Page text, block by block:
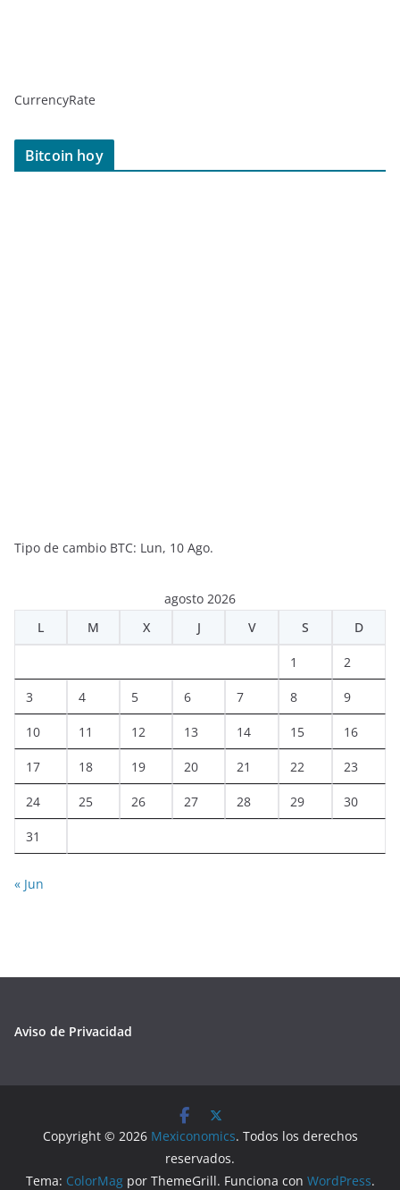
CurrencyRate
Bitcoin hoy
Tipo de cambio BTC: Lun, 10 Ago.
agosto 2026
L
M X J V S D
1 2
3 4 5 6 7 8 9
10 11 12 13 14 15 16
17 18 19 20 21 22 23
24 25 26 27 28 29 30
31
« Jun
Aviso de Privacidad
Copyright © 2026 Mexiconomics. Todos los derechos
reservados.
Tema: ColorMagpor ThemeGrill. Funciona con WordPress.